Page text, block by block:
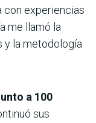
con experiencias
me llamó la
y la metodología
a 100
sus